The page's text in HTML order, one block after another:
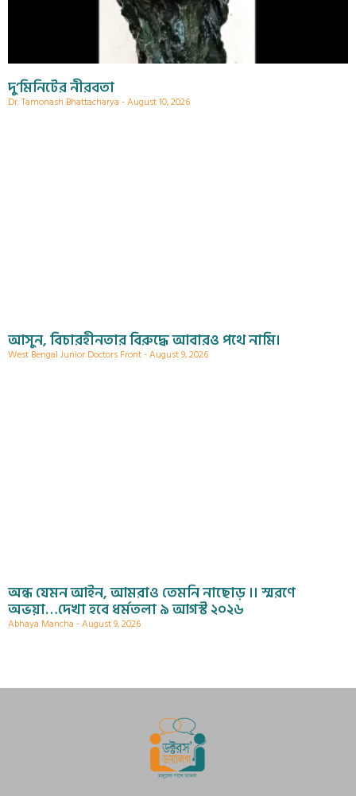
দু’মিনিটের নীরবতা
Dr. Tamonash Bhattacharya August 10, 2026
আসুন, বিচারহীনতার বিরুদ্ধে আবারও পথে নামি।
West Bengal Junior Doctors Front August 9, 2026
অন্ধ যেমন আইন, আমরাও তেমনি নাছোড় ।। স্মরণে
অভয়া…দেখা হবে ধর্মতলা ৯ আগস্ট ২০২৬
Abhaya Mancha August 9, 2026